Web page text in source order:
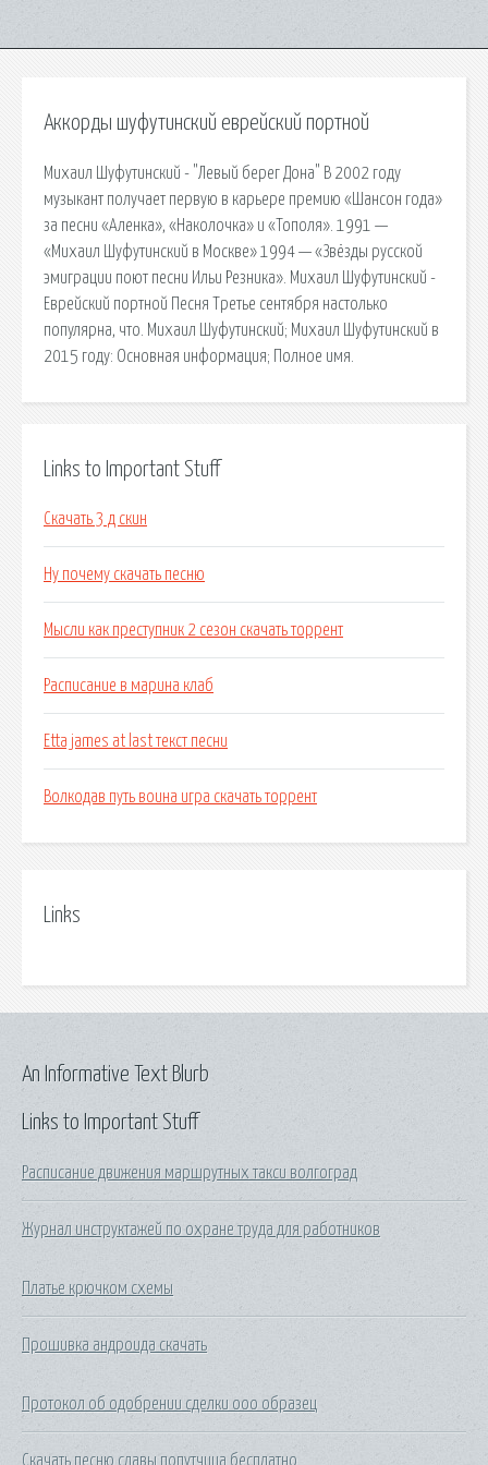
Аккорды шуфутинский еврейский портной
Михаил Шуфутинский - "Левый берег Дона" В 2002 году
музыкант получает первую в карьере премию «Шансон года»
за песни «Аленка», «Наколочка» и «Тополя». 1991 —
«Михаил Шуфутинский в Москве» 1994 — «Звёзды русской
эмиграции поют песни Ильи Резника». Михаил Шуфутинский -
Еврейский портной Песня Третье сентября настолько
популярна, что. Михаил Шуфутинский; Михаил Шуфутинский в
2015 году: Основная информация; Полное имя.
Links to Important Stuff
Скачать 3 д скин
Ну почему скачать песню
Мысли как преступник 2 сезон скачать торрент
Расписание в марина клаб
Etta james at last текст песни
Волкодав путь воина игра скачать торрент
Links
Links to Important Stuff
Расписание движения маршрутных такси волгоград
Журнал инструктажей по охране труда для работников
Платье крючком схемы
Прошивка андроида скачать
Протокол об одобрении сделки ооо образец
Скачать песню славы попутчица бесплатно
An Informative Text Blurb